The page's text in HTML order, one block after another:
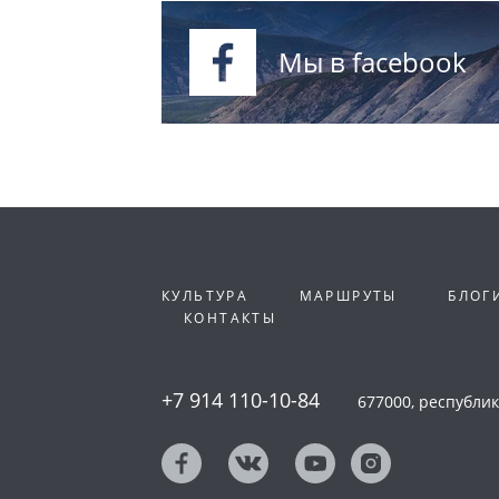
Мы в facebook
КУЛЬТУРА МАРШРУТЫ
КОНТАКТЫ
+7 914 110-10-84 677000,